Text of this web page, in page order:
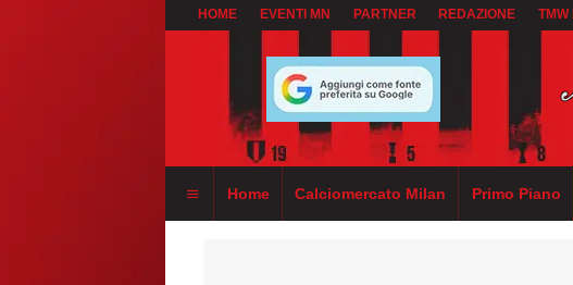
HOME EVENTI MN PARTNER REDAZIONE TMW
Home Calciomercato Milan Primo Piano